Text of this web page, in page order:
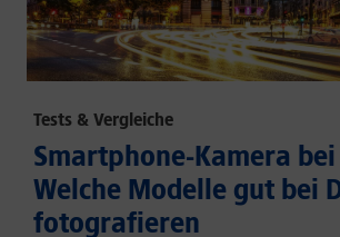
Tests & Vergleiche
Smartphone-Kamera
Welche Modelle gut bei
fotografieren